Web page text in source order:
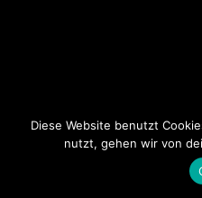
Diese Website benutzt
nutzt, gehen wir von